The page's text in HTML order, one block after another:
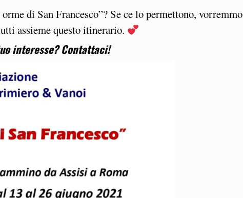
di San Francesco”? Se ce lo permettono, vorremmo
assieme questo itinerario.
interesse? Contattaci!